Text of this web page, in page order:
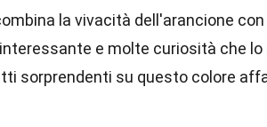
la vivacità dell'arancione
e molte curiosità che lo
sorprendenti su questo colore